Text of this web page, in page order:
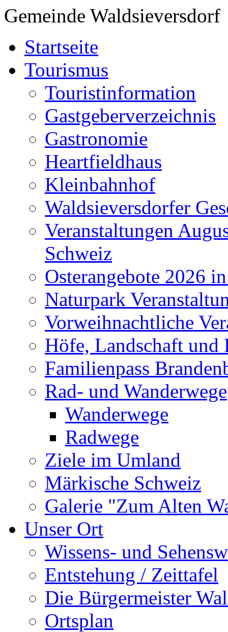
Gemeinde Waldsieversdorf
Startseite
Tourismus
Touristinformation
Gastgeberverzeichnis
Gastronomie
Heartfieldhaus
Kleinbahnhof
Waldsieversdorfer
Veranstaltungen
Schweiz
Osterangebote 2026
Naturpark
Vorweihnachtliche
Höfe, Landschaft und
Familienpass
Rad- und Wanderwege
Wanderwege
Radwege
Ziele im Umland
Märkische Schweiz
Galerie "Zum Alten
Unser Ort
Wissens- und
Entstehung / Zeittafel
Die Bürgermeister
Ortsplan